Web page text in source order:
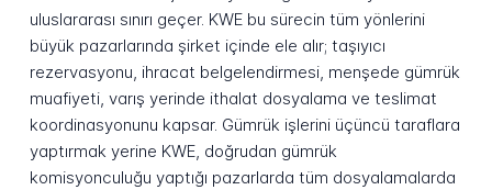
uluslararası sınırı geçer. KWE bu sürecin tüm yönlerini
büyük pazarlarında şirket içinde ele alır; taşıyıcı
rezervasyonu, ihracat belgelendirmesi, menşede gümrük
muafiyeti, varış yerinde ithalat dosyalama ve teslimat
koordinasyonunu kapsar. Gümrük işlerini üçüncü taraflara
yaptırmak yerine KWE, doğrudan gümrük
komisyonculuğu yaptığı pazarlarda tüm dosyalamalarda